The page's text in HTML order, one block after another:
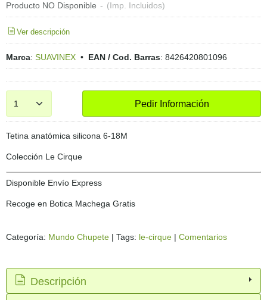
Producto NO Disponible - (Imp. Incluidos)
Ver descripción
Marca: SUAVINEX • EAN / Cod. Barras: 8426420801096
Pedir Información
Tetina anatómica silicona 6-18M
Colección Le Cirque
Disponible Envío Express
Recoge en Botica Machega Gratis
Categoría: Mundo Chupete | Tags: le-cirque | Comentarios
Descripción